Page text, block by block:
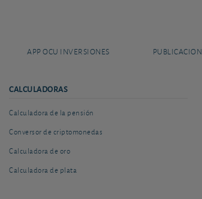
APP OCU INVERSIONES
CALCULADORAS
Calculadora de la pensión
Conversor de criptomonedas
Calculadora de oro
Calculadora de plata